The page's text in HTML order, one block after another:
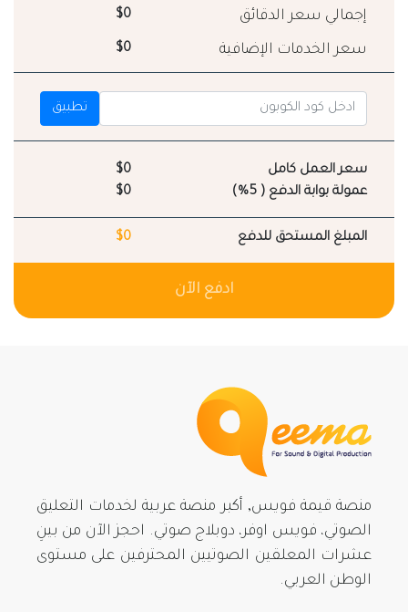
إجمالي سعر الدقائق $0
سعر الخدمات الإضافية $0
تطبيق
سعر العمل كامل
$0
عمولة بوابة الدفع ( 5%)
$0
المبلغ المستحق للدفع $0
ادفع الآن
منصة قيمة فويس, أكبر منصة عربية لخدمات التعليق
الصوتي، فويس اوفر، دوبلاج صوتي. احجز الآن من بينِ
عشرات المعلقين الصوتيين المحترفين على مستوى
الوطن العربي.